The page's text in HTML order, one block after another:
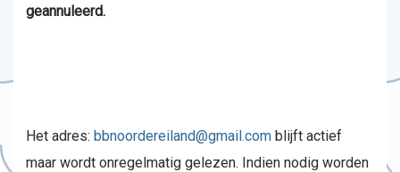
geannuleerd.
Het adres: bbnoordereiland@gmail.com blijft actief
maar wordt onregelmatig gelezen. Indien nodig worden